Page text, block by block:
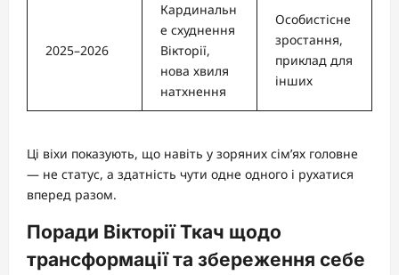
2025–2026
Кардинальн
е схуднення
Вікторії,
нова хвиля
натхнення
Особистісне
зростання,
приклад для
інших
Ці віхи показують, що навіть у зоряних сім’ях головне
— не статус, а здатність чути одне одного і рухатися
вперед разом.
Поради Вікторії Ткач щодо
трансформації та збереження себе